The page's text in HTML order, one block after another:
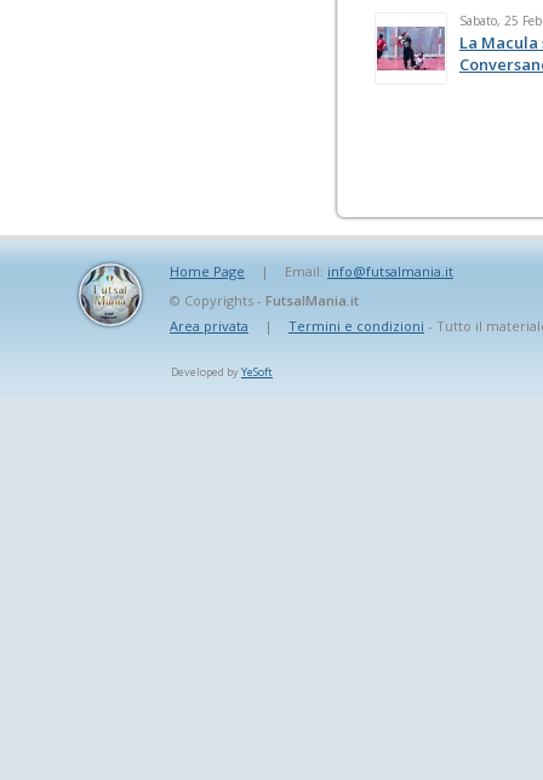
Sabato, 25
La
Home Page | Email: info@futsalmania.it
© Copyrights - FutsalMania.it
Area privata
| Termini e condizioni - Tutto il
Developed byYeSoft